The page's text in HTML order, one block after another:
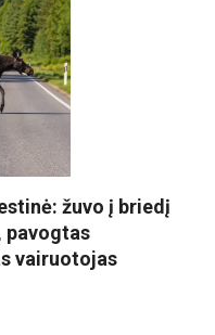
žuvo į briedį
vairuotojas